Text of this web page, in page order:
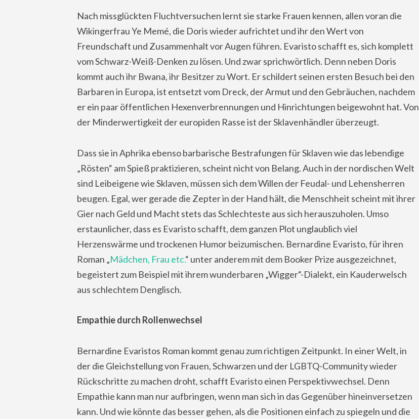
Nach missglückten Fluchtversuchen lernt sie starke Frauen kennen, allen voran die
Wikingerfrau Ye Memé, die Doris wieder aufrichtet und ihr den Wert von
Freundschaft und Zusammenhalt vor Augen führen. Evaristo schafft es, sich komplett
vom Schwarz-Weiß-Denken zu lösen. Und zwar sprichwörtlich. Denn neben Doris
kommt auch ihr Bwana, ihr Besitzer zu Wort. Er schildert seinen ersten Besuch bei den
Barbaren in Europa, ist entsetzt vom Dreck, der Armut und den Gebräuchen, nachdem
er ein paar öffentlichen Hexenverbrennungen und Hinrichtungen beigewohnt hat. Von
der Minderwertigkeit der europiden Rasse ist der Sklavenhändler überzeugt.
Dass sie in Aphrika ebenso barbarische Bestrafungen für Sklaven wie das lebendige
„Rösten“ am Spieß praktizieren, scheint nicht von Belang. Auch in der nordischen Welt
sind Leibeigene wie Sklaven, müssen sich dem Willen der Feudal- und Lehensherren
beugen. Egal, wer gerade die Zepter in der Hand hält, die Menschheit scheint mit ihrer
Gier nach Geld und Macht stets das Schlechteste aus sich herauszuholen. Umso
erstaunlicher, dass es Evaristo schafft, dem ganzen Plot unglaublich viel
Herzenswärme und trockenen Humor beizumischen. Bernardine Evaristo, für ihren
Roman „Mädchen, Frau etc.“ unter anderem mit dem Booker Prize ausgezeichnet,
begeistert zum Beispiel mit ihrem wunderbaren „Wigger“-Dialekt, ein Kauderwelsch
aus schlechtem Denglisch.
Empathie durch Rollenwechsel
Bernardine Evaristos Roman kommt genau zum richtigen Zeitpunkt. In einer Welt, in
der die Gleichstellung von Frauen, Schwarzen und der LGBTQ-Community wieder
Rückschritte zu machen droht, schafft Evaristo einen Perspektivwechsel. Denn
Empathie kann man nur aufbringen, wenn man sich in das Gegenüber hineinversetzen
kann. Und wie könnte das besser gehen, als die Positionen einfach zu spiegeln und die